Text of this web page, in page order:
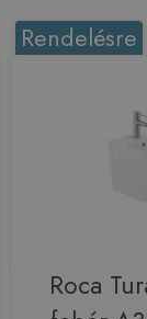
Rendelésre
Roca